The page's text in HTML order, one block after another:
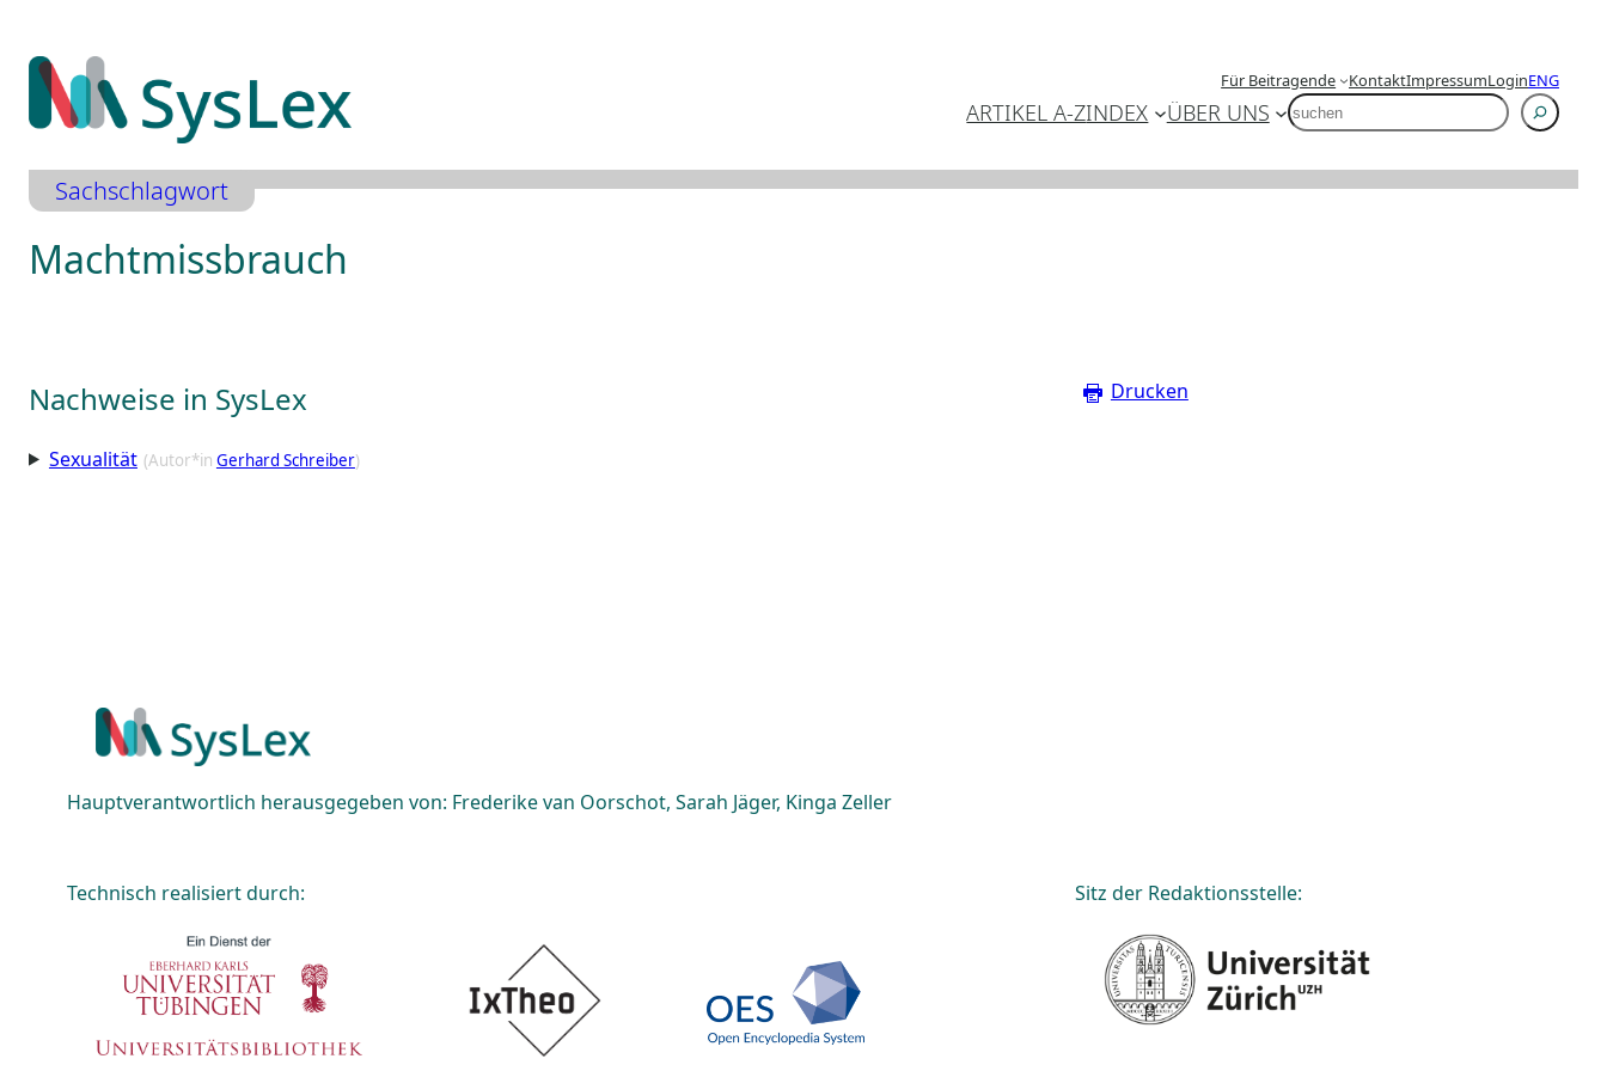
Inhalt
springen
Für Beitragende KontaktImpressumLoginENG
ARTIKEL A-ZINDEX ÜBER UNS SUCHEN
Sachschlagwort
Machtmissbrauch
Nachweise in SysLex
Sexualität (Autor*in Gerhard Schreiber)
Drucken
Hauptverantwortlich herausgegeben von: Frederike van Oorschot, Sarah Jäger, Kinga Zeller
Technisch realisiert durch: Sitz der Redaktionsstelle: